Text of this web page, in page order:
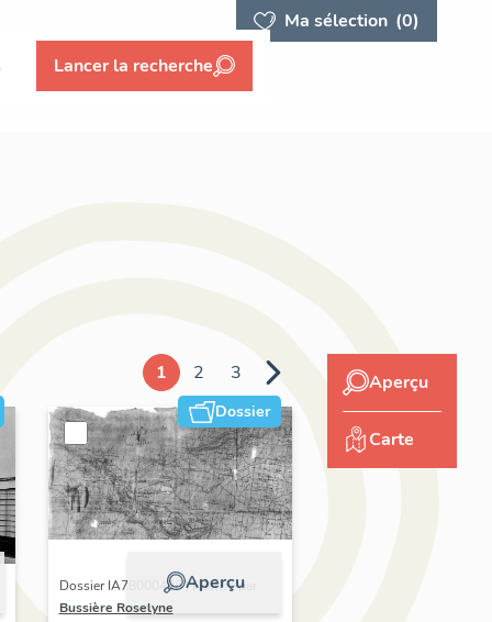
Ma sélection (0)
Lancer la recherche
1 2 3
Dossier
Aperçu
Dossier IA78000496 | Réalisé par
Bussière Roselyne
Aperçu
Carte